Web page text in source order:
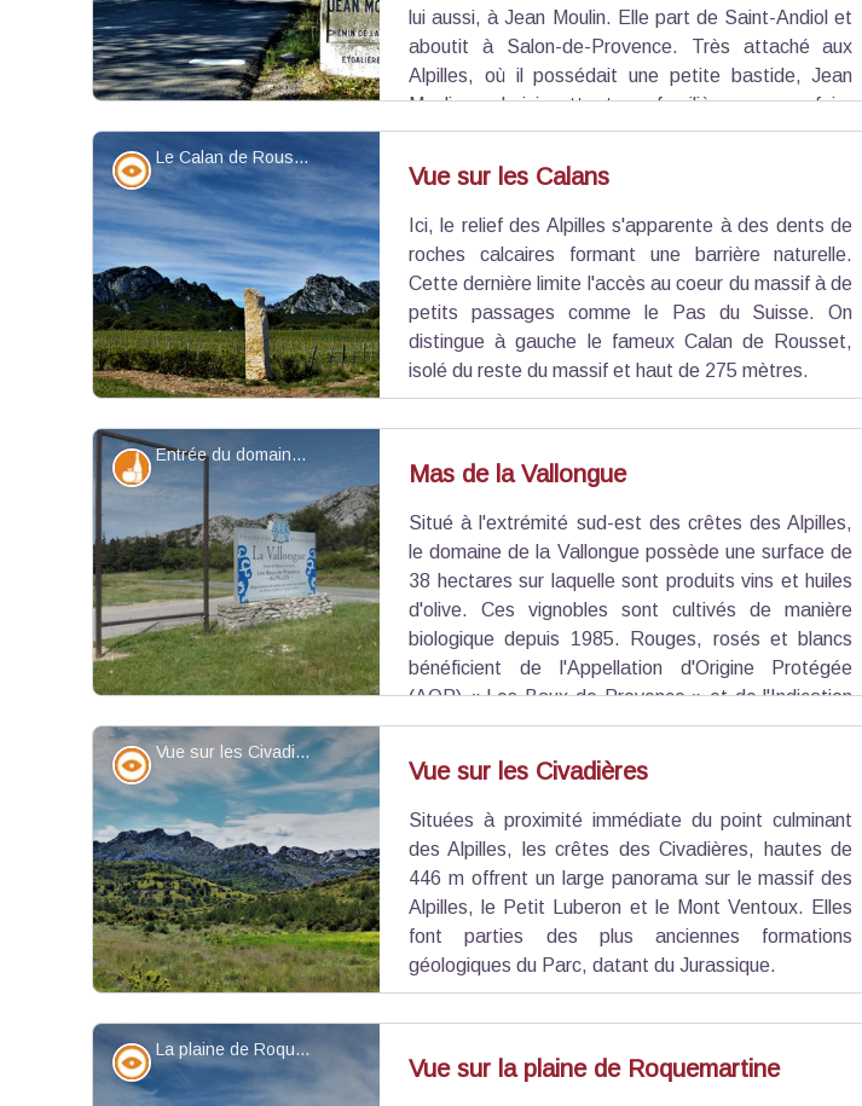
Voir l'image en plein écran
lui aussi, à Jean Moulin. Elle part de Saint-Andiol et
aboutit à Salon-de-Provence. Très attaché aux
Alpilles, où il possédait une petite bastide, Jean
Moulin a choisi cette terre familière pour se faire
parachuter et entamer sa mission d’unification des réseaux de résistance de la France
inoccupée.
Le Calan de Rousset - ©Rémi Sérange - PNR Alpilles
Voir l'image en plein écran
Point de vue - sommet Vue sur les Calans
Ici, le relief des Alpilles s'apparente à des dents de
roches calcaires formant une barrière naturelle.
Cette dernière limite l'accès au coeur du massif à de
petits passages comme le Pas du Suisse. On
distingue à gauche le fameux Calan de Rousset,
isolé du reste du massif et haut de 275 mètres.
Entrée du domaine - ©Jason Gaydier - PNR Alpilles
Voir l'image en plein écran
Produits du terroir Mas de la Vallongue
Situé à l'extrémité sud-est des crêtes des Alpilles,
le domaine de la Vallongue possède une surface de
38 hectares sur laquelle sont produits vins et huiles
d'olive. Ces vignobles sont cultivés de manière
biologique depuis 1985. Rouges, rosés et blancs
bénéficient de l'Appellation d'Origine Protégée
(AOP) « Les Baux-de-Provence » et de l'Indication
Géographique Protégé (IGP) « Alpilles de la Vallongue », témoins d'un réel savoir-
faire.
Vue sur les Civadières - ©Rémi Sérange - PNR Alpilles
Point de vue - sommet Vue sur les Civadières
Situées à proximité immédiate du point culminant
des Alpilles, les crêtes des Civadières, hautes de
446 m offrent un large panorama sur le massif des
Alpilles, le Petit Luberon et le Mont Ventoux. Elles
font parties des plus anciennes formations
géologiques du Parc, datant du Jurassique.
La plaine de Roquemartine - ©Rémi Sérange - PNR Alpilles
Point de vue - sommet Vue sur la plaine de Roquemartine